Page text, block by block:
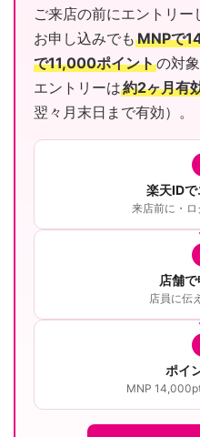
ご来店の前にエントリ
お申し込みでも MNPで
で11,000ポイントの対
エントリーは約2ヶ月有
翌々月末日まで有効）。
楽天ID
来店前に・
店舗
店員に伝
ポイ
MNP